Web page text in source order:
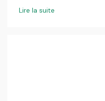
Lire la suite